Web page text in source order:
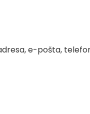
e-pošta,